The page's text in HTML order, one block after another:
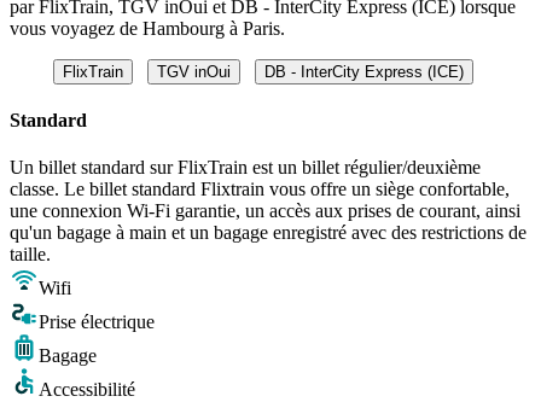
par FlixTrain, TGV inOui et DB - InterCity Express (ICE) lorsque
vous voyagez de Hambourg à Paris.
FlixTrain TGV inOui DB - InterCity Express (ICE)
Standard
Un billet standard sur FlixTrain est un billet régulier/deuxième
classe. Le billet standard Flixtrain vous offre un siège confortable,
une connexion Wi-Fi garantie, un accès aux prises de courant, ainsi
qu'un bagage à main et un bagage enregistré avec des restrictions de
taille.
Wifi
Prise électrique
Bagage
Accessibilité